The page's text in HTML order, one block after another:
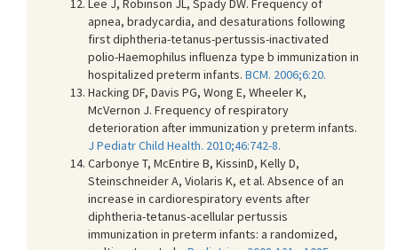
apnea, bradycardia, and desaturations following
first diphtheria-tetanus-pertussis-inactivated
polio-Haemophilus influenza type b immunization in
hospitalized preterm infants. BCM. 2006;6:20.
Hacking DF, Davis PG, Wong E, Wheeler K,
McVernon J. Frequency of respiratory
deterioration after immunization y preterm infants.
J Pediatr Child Health. 2010;46:742-8.
Carbonye T, McEntire B, KissinD, Kelly D,
Steinschneider A, Violaris K, et al. Absence of an
increase in cardiorespiratory events after
diphtheria-tetanus-acellular pertussis
immunization in preterm infants: a randomized,